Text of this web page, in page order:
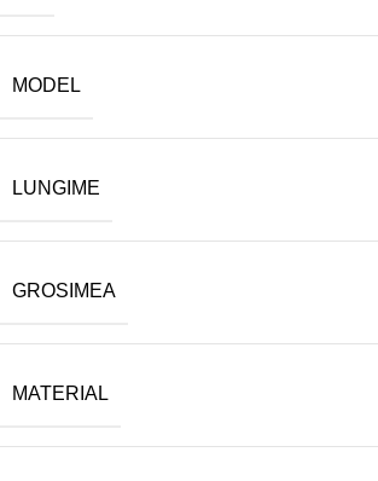
MODEL
LUNGIME
GROSIMEA
MATERIAL